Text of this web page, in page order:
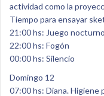
actividad como la
Tiempo para ensayar
21:00 hs: Juego
22:00 hs: Fogón
00:00 hs: Silencio
Domingo 12
07:00 hs: Diana. Higiene